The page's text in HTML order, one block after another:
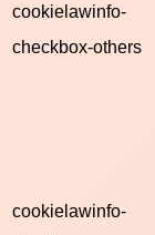
cookielawinfo-
checkbox-others
cookielawinfo-